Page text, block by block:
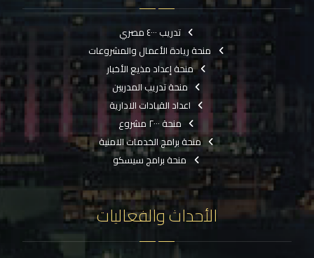
تدريب ٤٠٠٠ مصري
منحة ريادة الأعمال والمشروعات
منحة إعداد مذيع الأخبار
منحة تدريب المدربين
اعداد القيادات الادارية
منحة ٢٠٠٠ مشروع
منحة برامج الخدمات الامنية
منحة برامج سيسكو
الأحداث والفعاليات